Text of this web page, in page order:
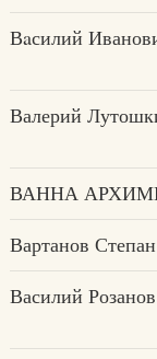
Вaсилий
Валерий
ВАННА
Вартанов
Василий